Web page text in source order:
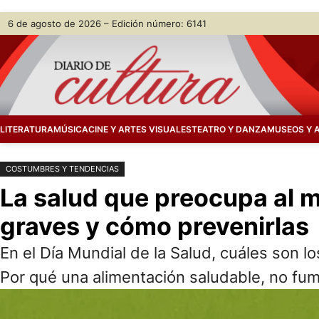
Saltar
contenido
Skip
content
6 de agosto de 2026 – Edición número: 6141
LITERATURAMÚSICACINE Y ARTES VISUALESTEATRO Y DANZAMUSEOS Y
COSTUMBRES Y TENDENCIAS
La salud que preocupa al
graves y cómo prevenirlas
En el Día Mundial de la Salud, cuáles son
Por qué una alimentación saludable, no